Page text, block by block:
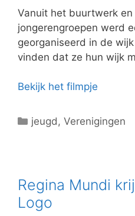
e
ë
n
Vanuit het buurtwerk
jongerengroepen werd
georganiseerd in de
vinden dat ze hun wijk
Bekijk het filmpje
C
g
o
r
jeugd,Verenigingen
Regina Mundi
Logo